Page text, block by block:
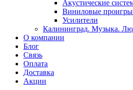
Акустические
Виниловые
Усилители
Калининград. Музыка.
О компании
Блог
Связь
Оплата
Доставка
Акции